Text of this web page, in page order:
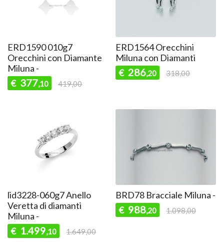
ERD1590 010g7
Orecchini con Diamante
Miluna -
€ 377,10 419,00
ERD1564 Orecchini
Miluna con Diamanti
€ 286,20 318,00
lid3228-060g7 Anello
Veretta di diamanti
Miluna -
€ 1.499,10 1.649,00
BRD78 Bracciale Miluna -
€ 988,20 1.098,00